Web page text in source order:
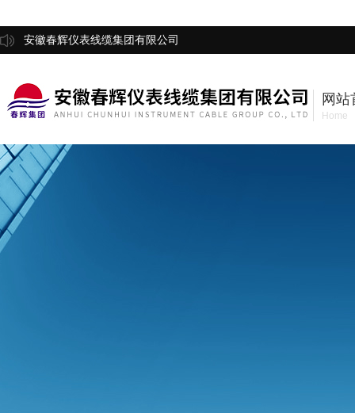
安徽春辉仪表线缆集团有限公司
网站
Home